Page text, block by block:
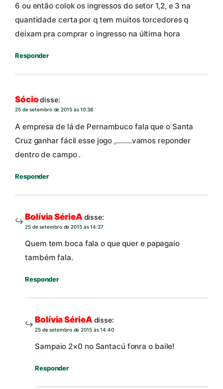
6 ou então colok os ingressos do setor 1,2, e 3 na
quantidade certa por q tem muitos torcedores q
deixam pra comprar o ingresso na última hora
Responder
Sócio disse:
25 de setembro de 2015 às 10:38
A empresa de lá de Pernambuco fala que o Santa
Cruz ganhar fácil esse jogo ,……..vamos reponder
dentro de campo .
Responder
Bolívia SérieA disse:
25 de setembro de 2015 às 14:37
Quem tem boca fala o que quer e papagaio
também fala.
Responder
Bolívia SérieA disse:
25 de setembro de 2015 às 14:40
Sampaio 2×0 no Santacú fonra o baile!
Responder